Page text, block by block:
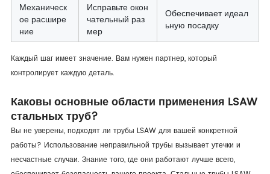
Механическ
ое расшире
ние
Исправьте окон
чательный раз
мер
Обеспечивает идеал
ьную посадку
Каждый шаг имеет значение. Вам нужен партнер, который
контролирует каждую деталь.
Каковы основные области применения LSAW
стальных труб?
Вы не уверены, подходят ли трубы LSAW для вашей конкретной
работы? Использование неправильной трубы вызывает утечки и
несчастные случаи. Знание того, где они работают лучше всего,